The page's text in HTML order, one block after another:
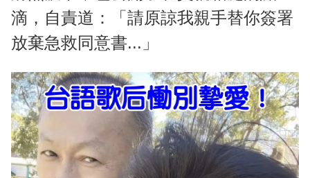
滴，自責道：「請原諒我親手替你簽署
放棄急救同意書...」